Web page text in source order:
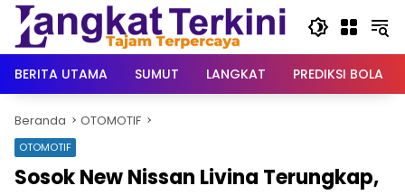
Langsung
konten
BERITA UTAMA
SUMUT LANGKAT PREDIKSI BOLA
Beranda OTOMOTIF
OTOMOTIF
Sosok New Nissan Livina Terungkap,